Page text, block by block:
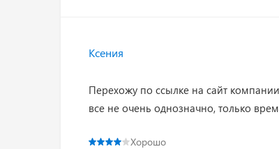
Ксения
Перехожу по ссылке на сайт
все не очень однозначно, только
Хорошо